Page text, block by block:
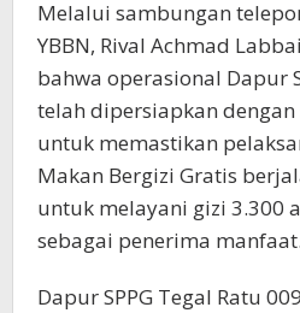
Melalui sambungan
YBBN, Rival Achmad
bahwa operasional Dapur
telah dipersiapkan
untuk memastikan
Makan Bergizi Gratis
untuk melayani gizi 3.300
sebagai penerima manfaat.
Dapur SPPG Tegal Ratu